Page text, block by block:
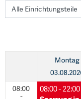
08:00
-
Montag
08:00 - 22:00
08:00 - 22:00